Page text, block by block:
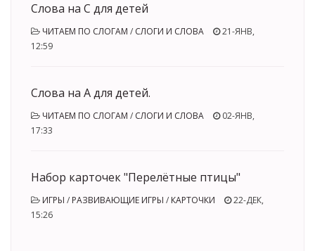
Слова на С для детей
ЧИТАЕМ ПО СЛОГАМ / СЛОГИ И СЛОВА
21-ЯНВ,
12:59
Слова на А для детей.
ЧИТАЕМ ПО СЛОГАМ / СЛОГИ И СЛОВА
02-ЯНВ,
17:33
Набор карточек "Перелётные птицы"
ИГРЫ / РАЗВИВАЮЩИЕ ИГРЫ / КАРТОЧКИ
22-ДЕК,
15:26